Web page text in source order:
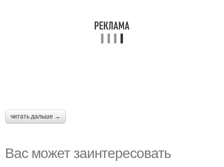
читать дальше →
Вас может заинтересовать